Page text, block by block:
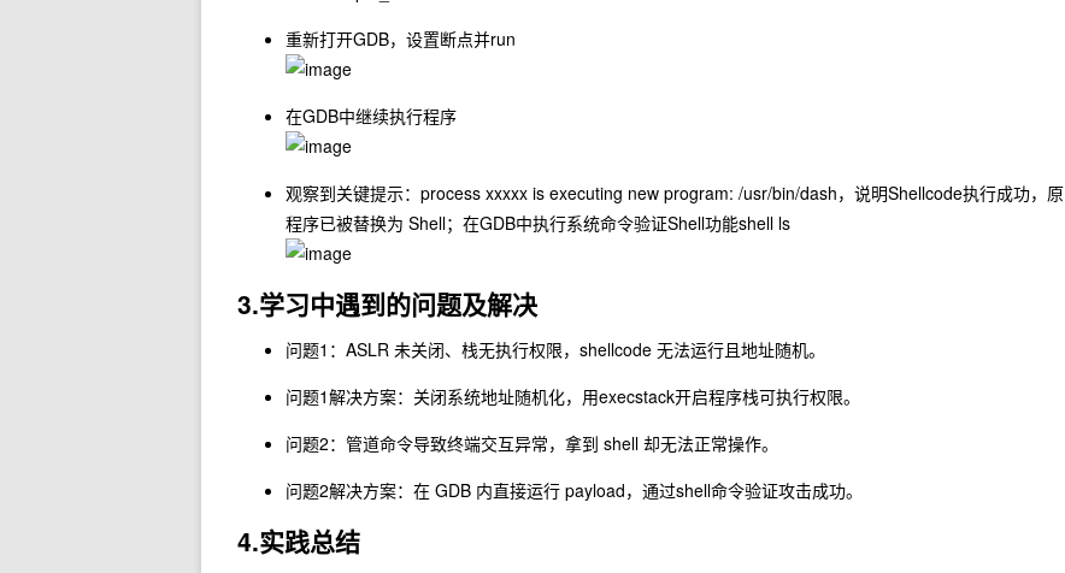
重新打开GDB，设置断点并run
在GDB中继续执行程序
观察到关键提示：process xxxxx is executing new program: /usr/bin/dash，说明Shellcode执行成功，原
程序已被替换为 Shell；在GDB中执行系统命令验证Shell功能shell ls
3.学习中遇到的问题及解决
问题1：ASLR 未关闭、栈无执行权限，shellcode 无法运行且地址随机。
问题1解决方案：关闭系统地址随机化，用execstack开启程序栈可执行权限。
问题2：管道命令导致终端交互异常，拿到 shell 却无法正常操作。
问题2解决方案：在 GDB 内直接运行 payload，通过shell命令验证攻击成功。
4.实践总结